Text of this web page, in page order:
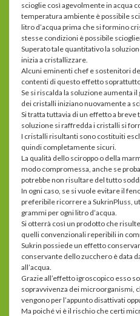
scioglie così agevolmente in acqua
temperatura ambiente è possibile
litro d’acqua prima che si formino
stesse condizioni è possibile
Superato tale quantitativo la
inizia a cristallizzare.
Alcuni eminenti chef e sostenitori
contenti di questo effetto
Se si riscalda la soluzione aumenta
dei cristalli iniziano nuovamente a
Si tratta tuttavia di un effetto a breve
soluzione si raffredda i cristalli si
I cristalli risultanti sono costituiti
quindi completamente sicuri.
La qualità dello sciroppo o della
modo compromessa, anche se
potrebbe non risultare del tutto
In ogni caso, se si vuole evitare il
preferibile ricorrere a SukrinPluss,
grammi per ogni litro d’acqua.
Si otterrà così un prodotto che
quelli convenzionali reperibili in
Sukrin possiede un effetto
conservante dello zucchero è data
all’acqua.
Grazie all’effetto igroscopico esso
sopravvivenza dei microorganismi,
vengono per l’appunto disattivati
Ma poiché vi è il rischio che certi